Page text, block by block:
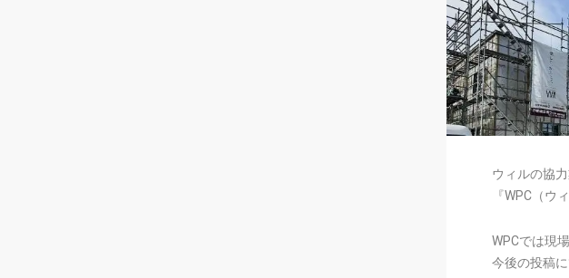
ウィルの協
『WPC（ウ
WPCでは現
今後の投稿